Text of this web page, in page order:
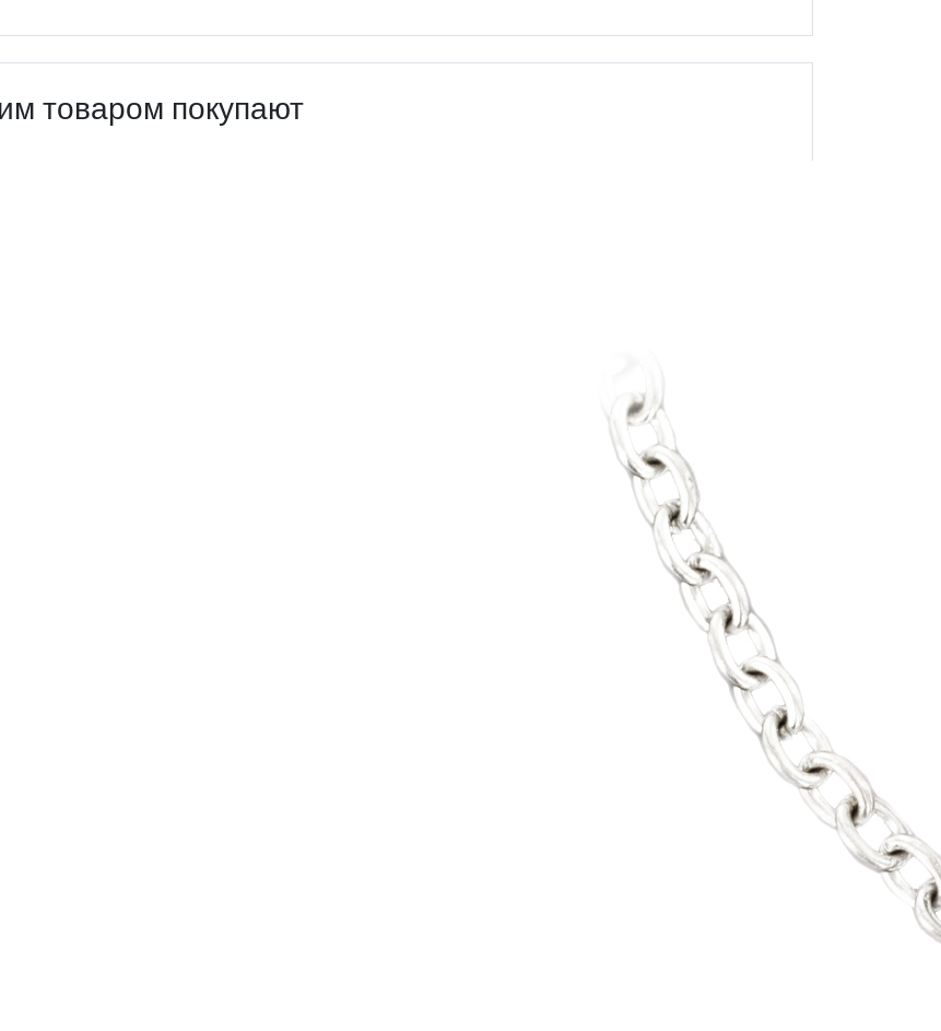
товаром покупают